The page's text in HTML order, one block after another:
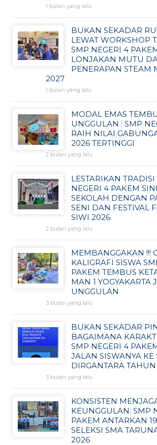
1 bulan yang lalu
BUKAN SEKADAR
LEWAT WORKSHOP
SMP NEGERI 4
LONJAKAN MUTU
PENERAPAN STEAM
2027
1 bulan yang lalu
MODAL EMAS
UNGGULAN : SMP
RAIH NILAI
2026 TERTINGGI
2 bulan yang lalu
LESTARIKAN
NEGERI 4 PAKEM
SEKOLAH DENGAN
SENI DAN FESTIVAL
SIWI 2026
2 bulan yang lalu
MEMBANGGAKAN !!!
KALIGRAFI SISWA
PAKEM TEMBUS
MAN 1 YOGYAKARTA
UNGGULAN
3 bulan yang lalu
BUKAN SEKADAR
BAGAIMANA
SMP NEGERI 4
JALAN SISWANYA
DIRGANTARA
3 bulan yang lalu
KONSISTEN
KEUNGGULAN: SMP
PAKEM ANTARKAN
SELEKSI SMA
2026